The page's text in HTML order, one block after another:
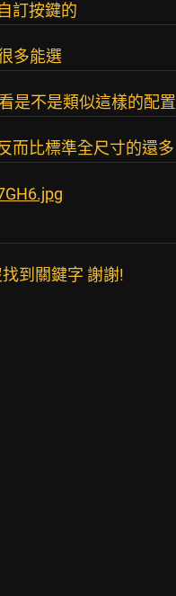
訂按鍵的
多能選
是不是類似這樣的配置
而比標準全尺寸的還多
到關鍵字 謝謝!